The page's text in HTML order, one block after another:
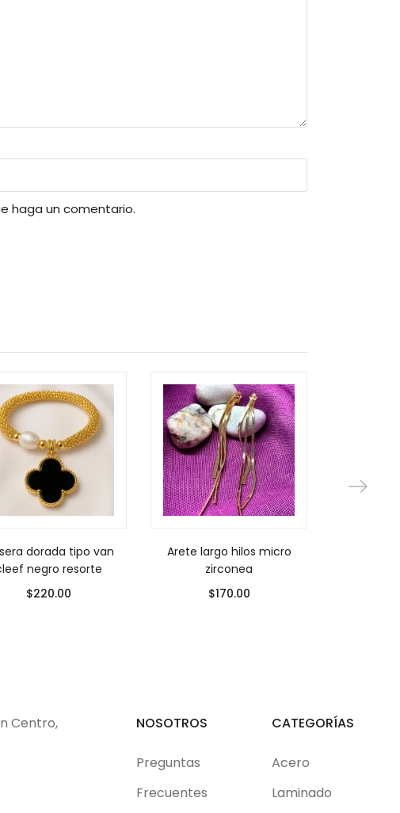
haga un comentario.
dorada tipo van
negro resorte
$220.00
Arete largo hilos micro
zirconea
$170.00
NOSOTROS
Preguntas
Frecuentes
CATEGORÍAS
Acero
Laminado
Centro,